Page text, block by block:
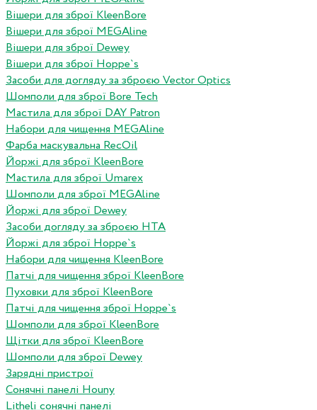
Вішери для зброї KleenBore
Вішери для зброї MEGAline
Вішери для зброї Dewey
Вішери для зброї Hoppe`s
Засоби для догляду за зброєю Vector Optics
Шомполи для зброї Bore Tech
Мастила для зброї DAY Patron
Набори для чищення MEGAline
Фарба маскувальна RecOil
Йоржі для зброї KleenBore
Мастила для зброї Umarex
Шомполи для зброї MEGAline
Йоржі для зброї Dewey
Засоби догляду за зброєю HTA
Йоржі для зброї Hoppe`s
Набори для чищення KleenBore
Патчі для чищення зброї KleenBore
Пуховки для зброї KleenBore
Патчі для чищення зброї Hoppe`s
Шомполи для зброї KleenBore
Щітки для зброї KleenBore
Шомполи для зброї Dewey
Зарядні пристрої
Сонячні панелі Houny
Litheli сонячні панелі